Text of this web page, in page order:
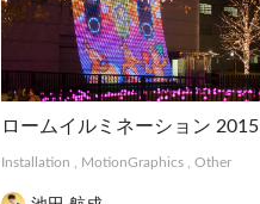
ロームイルミネーション 2015
Installation MotionGraphics ,Other